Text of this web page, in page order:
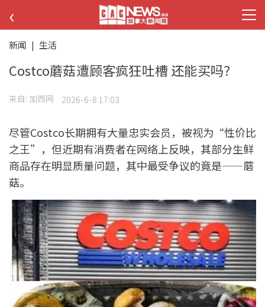
‹
新闻 | 生活
Costco蘑菇遭顾客疯狂吐槽 还能买吗？
来自: 加西网 2026-6-8 17:03
尽管Costco长期拥有大量忠实会员，被视为“性价比
之王”，但近期有消费者在网络上反映，其部分生鲜
商品存在明显质量问题，其中最受争议的竟是——蘑
菇。